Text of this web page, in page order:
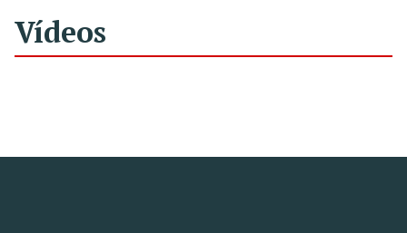
Vídeos